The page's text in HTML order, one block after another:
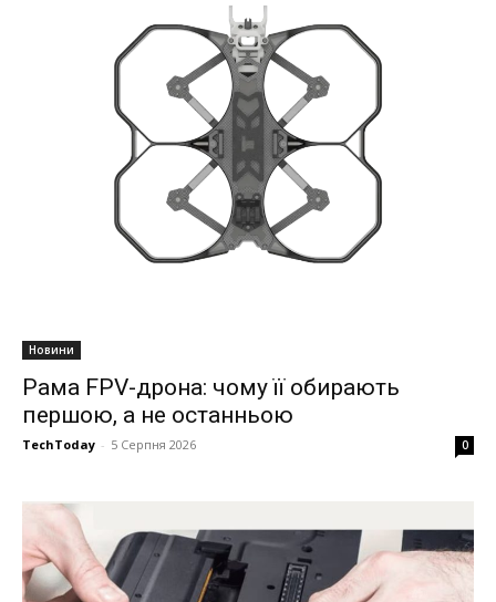
Новини
Рама FPV-дрона: чому її обирають
першою, а не останньою
TechToday - 5 Серпня 2026 0